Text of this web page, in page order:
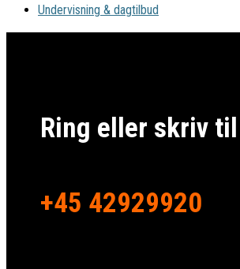
Undervisning & dagtilbud
Ring eller skriv
+45 42929920